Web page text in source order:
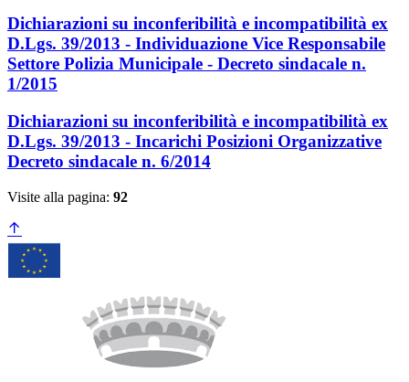
Dichiarazioni su inconferibilità e incompatibilità ex
D.Lgs. 39/2013 - Individuazione Vice Responsabile
Settore Polizia Municipale - Decreto sindacale n.
1/2015
Dichiarazioni su inconferibilità e incompatibilità ex
D.Lgs. 39/2013 - Incarichi Posizioni Organizzative
Decreto sindacale n. 6/2014
Visite alla pagina: 92